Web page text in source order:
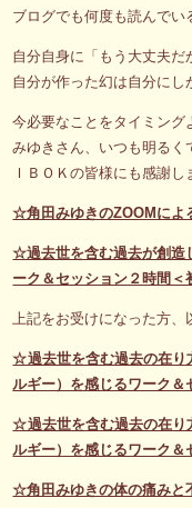
ブログでも何度も読んでい
自分自身に「もう大丈夫だ
自分が作った幻は自分にし
今必要なことをタイミング
みゆきさん、いつも明るく
ＩＢＯＫの皆様にも感謝し
☆角田みゆきのZOOMによ
☆過去世を含む過去が創造
ーク＆セッション２時間
上記をお受けになった方
☆過去世を含む過去の在り
ルギー）を感じるワーク
☆過去世を含む過去の在り
ルギー）を感じるワーク
☆角田みゆきの体の痛みと